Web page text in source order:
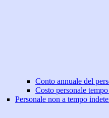
Conto annuale del
Costo personale
Personale non a tempo